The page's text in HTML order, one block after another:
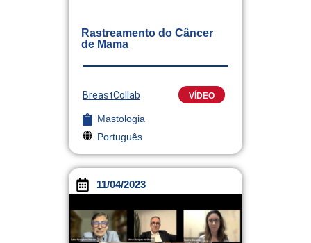
Rastreamento do Câncer
de Mama
BreastCollab VÍDEO
Mastologia
Português
11/04/2023